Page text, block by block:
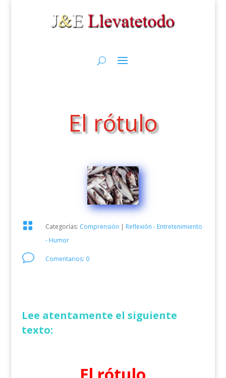
El rótulo
 Categorías: Comprensión | Reflexión - Entretenimiento
- Humor
v Comentarios: 0
Lee atentamente el siguiente
texto: